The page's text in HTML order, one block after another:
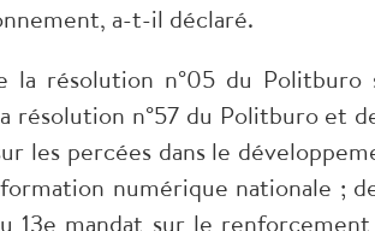
a-t-il déclaré.
la résolution n°05 du Politburo
résolution n°57 du Politburo et
les percées dans le
numérique nationale ;
13e mandat sur le